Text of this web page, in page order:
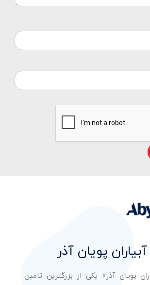
پویان آذر
پویان آذر» یکی از بزرگترین تامین